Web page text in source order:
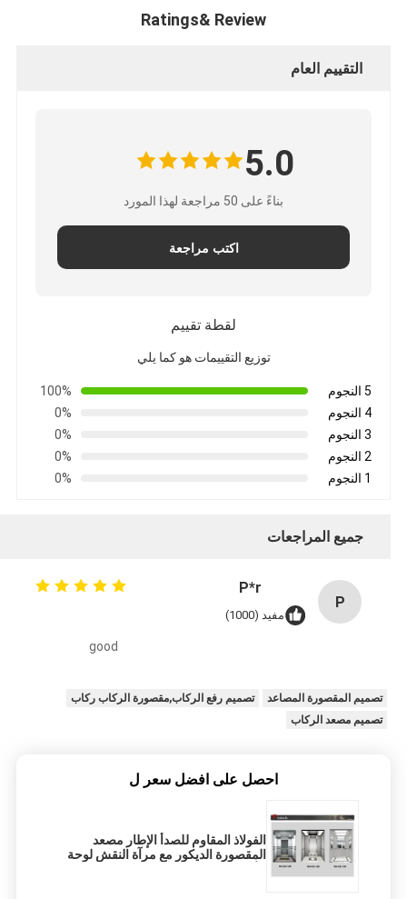
Ratings& Review
التقييم العام
5.0
بناءً على 50 مراجعة لهذا المورد
اكتب مراجعة
لقطة تقييم
توزيع التقييمات هو كما يلي
5 النجوم
100%
4 النجوم
0%
3 النجوم
0%
2 النجوم
0%
1 النجوم
0%
جميع المراجعات
P
P*r
مفيد (1000)
good
تصميم المقصورة المصاعد
تصميم رفع الركاب,مقصورة الركاب ركاب
تصميم مصعد الركاب
احصل على افضل سعر ل
الفولاذ المقاوم للصدأ الإطار مصعد
المقصورة الديكور مع مرآة النقش لوحة